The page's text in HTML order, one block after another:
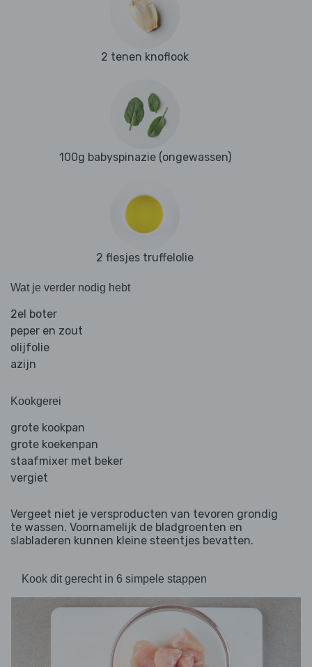
2 tenen knoflook
100g babyspinazie (ongewassen)
2 flesjes truffelolie
Wat je verder nodig hebt
2el boter
peper en zout
olijfolie
azijn
Kookgerei
grote kookpan
grote koekenpan
staafmixer met beker
vergiet
Vergeet niet je versproducten van tevoren grondig
te wassen. Voornamelijk de bladgroenten en
slabladeren kunnen kleine steentjes bevatten.
Kook dit gerecht in 6 simpele stappen